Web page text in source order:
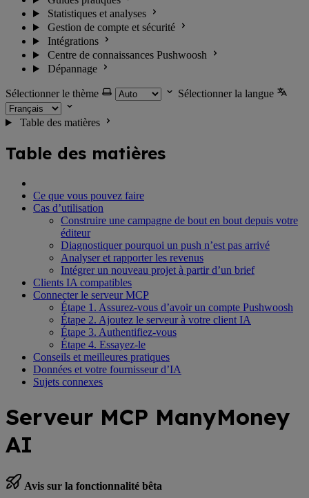
Statistiques et analyses
Gestion de compte et sécurité
Intégrations
Centre de connaissances Pushwoosh
Dépannage
Sélectionner le thème Sélectionner la langue
Table des matières
Table des matières
Ce que vous pouvez faire
Cas d’utilisation
Construire une campagne de bout en bout depuis votre
éditeur
Diagnostiquer pourquoi un push n’est pas arrivé
Analyser et rapporter les revenus
Intégrer un nouveau projet à partir d’un brief
Clients IA compatibles
Connecter le serveur MCP
Étape 1. Assurez-vous d’avoir un compte Pushwoosh
Étape 2. Ajoutez le serveur à votre client IA
Étape 3. Authentifiez-vous
Étape 4. Essayez-le
Conseils et meilleures pratiques
Données et votre fournisseur d’IA
Sujets connexes
Serveur MCP ManyMoney
AI
Avis sur la fonctionnalité bêta